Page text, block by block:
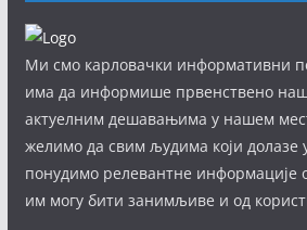
Ми смо карловачки информативни
има да информише првенствено
актуелним дешавањима у нашем
желимо да свим људима који долазе
понудимо релевантне информације
им могу бити занимљиве и од